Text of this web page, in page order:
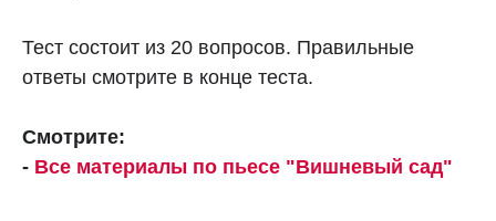
Тест состоит из 20 вопросов. Правильные
ответы смотрите в конце теста.
Смотрите:
- Все материалы по пьесе "Вишневый сад"